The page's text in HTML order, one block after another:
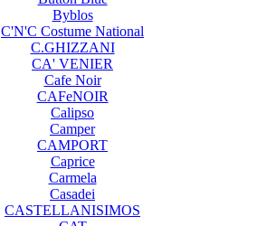
Byblos
C'N'C Costume National
C.GHIZZANI
CA' VENIER
Cafe Noir
CAFeNOIR
Calipso
Camper
CAMPORT
Caprice
Carmela
Casadei
CASTELLANISIMOS